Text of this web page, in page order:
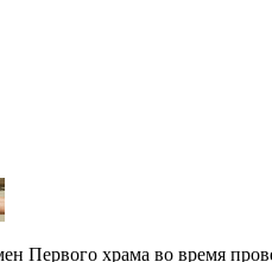
Первого храма во время